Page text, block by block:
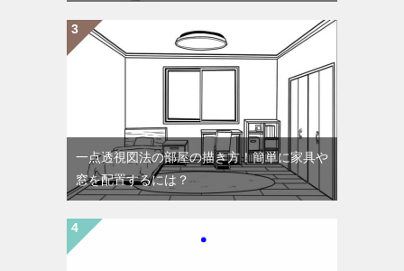
一点透視図法の部屋の描き方！簡単に家具や
窓を配置するには？